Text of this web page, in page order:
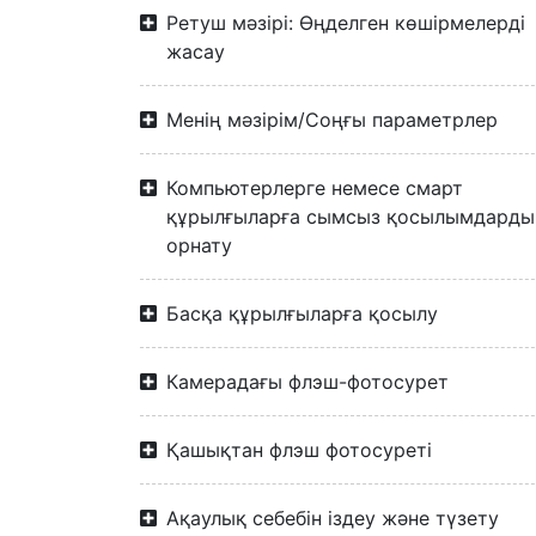
Ретуш мәзірі: Өңделген көшірмелерді
жасау
Менің мәзірім/Соңғы параметрлер
Компьютерлерге немесе смарт
құрылғыларға сымсыз қосылымдарды
орнату
Басқа құрылғыларға қосылу
Камерадағы флэш-фотосурет
Қашықтан флэш фотосуреті
Ақаулық себебін іздеу және түзету